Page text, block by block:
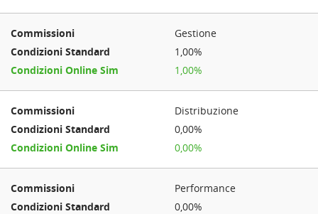
Gestione
1,00%
1,00%
Distribuzione
0,00%
0,00%
Performance
0,00%